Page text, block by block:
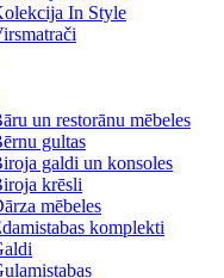
In Style
un restorānu mēbeles
gultas
galdi un konsoles
krēsli
mēbeles
komplekti